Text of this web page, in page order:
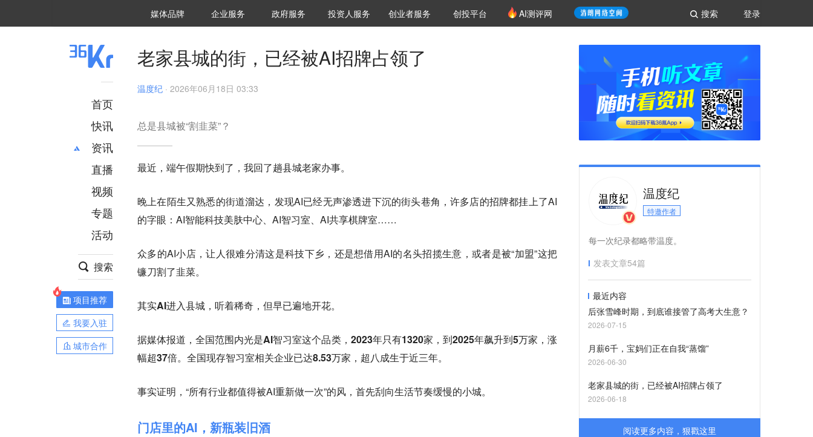
登录
搜索
媒体品牌 36Kr研究院
企业服务 城市之窗
政府服务 VClub投资机构库
投资机构职位推介
投资人服务 创投氪堂
创业者服务 创投平台 AI测评网
首页
快讯
资讯
推荐
财经
项目推荐
安徽
直播
视频
专题
活动
搜索
项目推荐
我要入驻
城市合作
老家县城的街，已经被AI招牌占领了
温度纪 · 2026年06月18日 03:33
总是县城被“割韭菜”？
最近，端午假期快到了，我回了趟县城老家办事。
晚上在陌生又熟悉的街道溜达，发现AI已经无声渗透进下沉的街头巷角，许多店的招牌都挂上了AI
的字眼：AI智能科技美肤中心、AI智习室、AI共享棋牌室……
众多的AI小店，让人很难分清这是科技下乡，还是想借用AI的名头招揽生意，或者是被“加盟”这把
镰刀割了韭菜。
其实AI进入县城，听着稀奇，但早已遍地开花。
据媒体报道，全国范围内光是AI智习室这个品类，2023年只有1320家，到2025年飙升到5万家，涨
幅超37倍。全国现存智习室相关企业已达8.53万家，超八成生于近三年。
事实证明，“所有行业都值得被AI重新做一次”的风，首先刮向生活节奏缓慢的小城。
门店里的AI，新瓶装旧酒
温度纪
特邀作者
每一次纪录都略带温度。
发表文章54篇
最近内容
后张雪峰时期，到底谁接管了高考大生意？
2026-07-15
月薪6千，宝妈们正在自我“蒸馏”
2026-06-30
老家县城的街，已经被AI招牌占领了
2026-06-18
阅读更多内容，狠戳这里